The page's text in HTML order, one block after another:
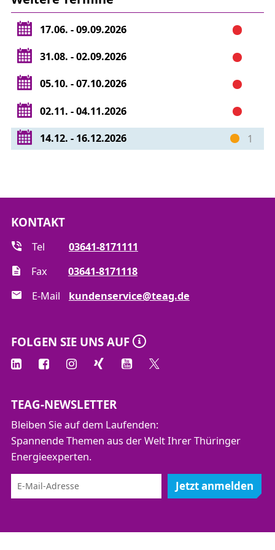
MF-NS 2 – Arbeiten an Kabelanlagen
MF-NS 3 – Arbeiten an Schaltanlagen
MF-NS 4 – Arbeiten an Freileitungen
MF-NS 5 – Arbeiten an
Verrechnungsmesseinheiten
MF-NS 6 – Arbeiten an MSR-Anlagen
MF-NS 7 – Spezialarbeiten
MF-NS 8 – Arbeiten an Gleichspannungsanlagen
17.06. - 09.09.2026
31.08. - 02.09.2026
05.10. - 07.10.2026
02.11. - 04.11.2026
14.12. - 16.12.2026 1
KONTAKT
Tel
03641-8171111
Fax
03641-8171118
E-Mail
kundenservice@teag.de
FOLGEN SIE UNS AUF
TEAG-NEWSLETTER
Bleiben Sie auf dem Laufenden:
Spannende Themen aus der Welt Ihrer Thüringer
Energieexperten.
Jetzt anmelden